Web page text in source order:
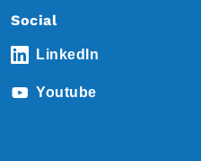
Social
LinkedIn
Youtube